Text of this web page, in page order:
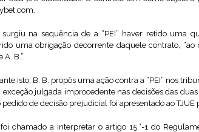
na sequência de a “PEI” haver retido uma
uma obrigação decorrente daquele contrato,
A. B.”.
isto, B. B. propôs uma ação contra a “PEI” nos
julgada improcedente nas decisões das
pedido de decisão prejudicial foi apresentado ao
foi chamado a interpretar o artigo 15.°-1 do